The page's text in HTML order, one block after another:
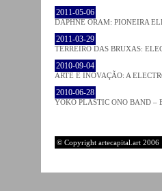
2011-05-06
DAPHNE ORAM: PIONEIRA
2011-03-29
TERREIRO DAS BRUXAS:
2010-09-04
ARTE E INOVAÇÃO: A
2010-06-28
YOKO PLASTIC ONO BAND –
© Copyright artecapital.art 2006